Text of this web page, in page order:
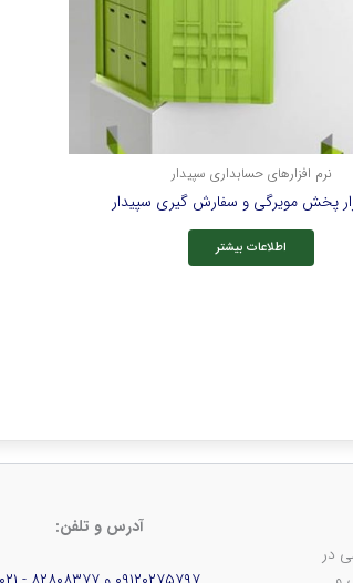
نرم افزارهای حسابداری سپیدار
پخش مویرگی و سفارش گیری سپیدار
اطلاعات بیشتر
در
آدرس و تلفن: